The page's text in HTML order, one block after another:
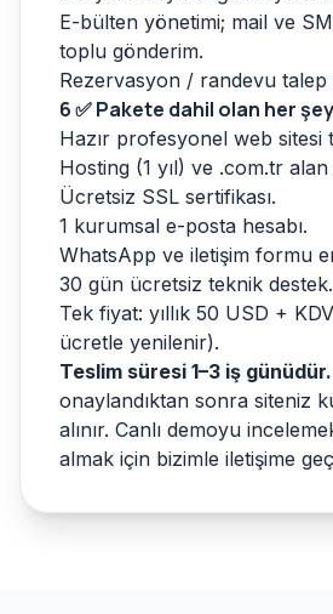
E-bülten yönetimi; mail ve
toplu gönderim.
Rezervasyon / randevu talep
6✅ Pakete dahil olan her şey
Hazır profesyonel web sitesi
Hosting (1 yıl) ve .com.tr alan
Ücretsiz SSL sertifikası.
1 kurumsal e-posta hesabı.
WhatsApp ve iletişim formu
30 gün ücretsiz teknik destek.
Tek fiyat: yıllık 50 USD +
ücretle yenilenir).
Teslim süresi 1–3 iş günüdür.
onaylandıktan sonra siteniz
alınır. Canlı demoyu
almak için bizimle iletişime